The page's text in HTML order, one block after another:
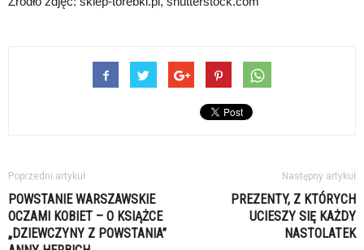
Poprzedni artykuł
POWSTANIE WARSZAWSKIE
OCZAMI KOBIET – O KSIĄŻCE
„DZIEWCZYNY Z POWSTANIA”
Następny artykuł
PREZENTY, Z KTÓRYCH
UCIESZY SIĘ KAŻDY
NASTOLATEK